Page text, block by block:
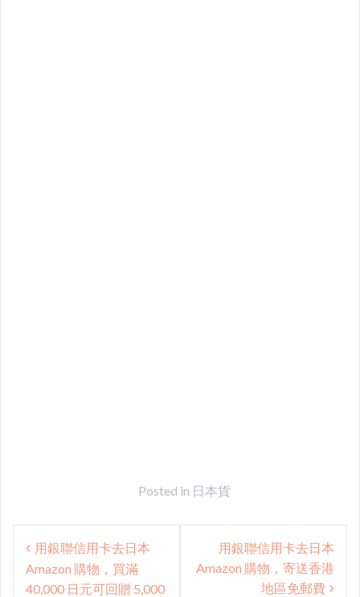
Posted in 日本貨
Post
navigation
用銀聯信用卡去日本
Amazon 購物，買滿
40,000 日元可回贈 5,000
用銀聯信用卡去日本
Amazon 購物，寄送香港
地區免郵費